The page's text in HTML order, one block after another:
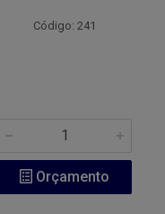
Código: 241
Orçamento